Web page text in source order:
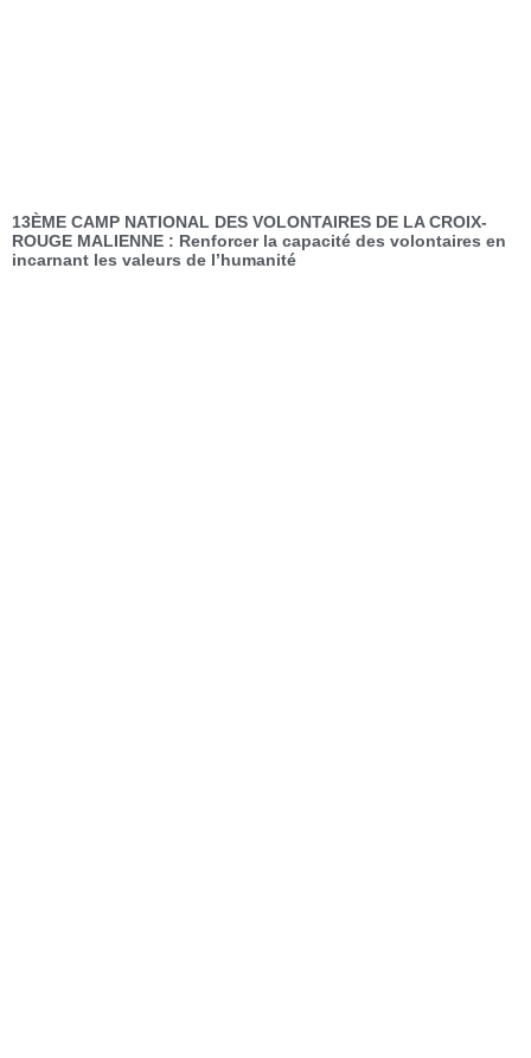
13ÈME CAMP NATIONAL DES VOLONTAIRES DE LA CROIX-
ROUGE MALIENNE : Renforcer la capacité des volontaires en
incarnant les valeurs de l’humanité